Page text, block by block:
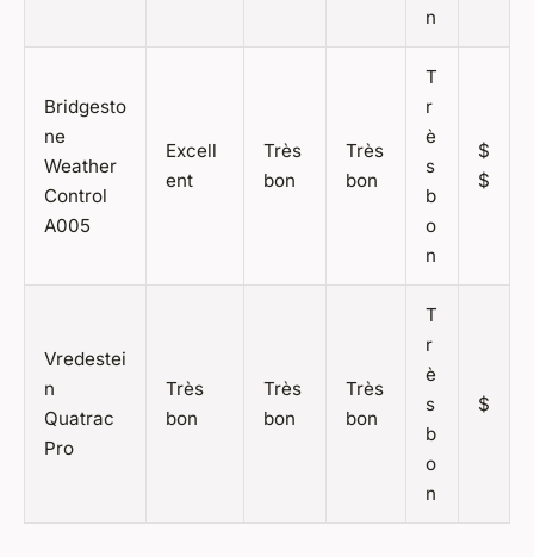
n
Bridgesto
ne
Weather
Control
A005
Excell
ent
Très
bon
Très
bon
T
r
è
s
b
o
n
$
$
Vredestei
n
Quatrac
Pro
Très
bon
Très
bon
Très
bon
T
r
è
s
b
o
n
$